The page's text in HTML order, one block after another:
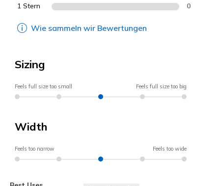
1 Stern 0
Wie sammeln wir Bewertungen
Sizing
Feels full size too small Feels full size too big
Width
Feels too narrow Feels too wide